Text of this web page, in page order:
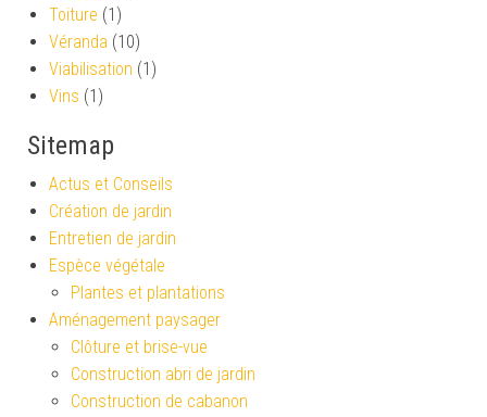
Toiture (1)
Véranda (10)
Viabilisation (1)
Vins (1)
Sitemap
Actus et Conseils
Création de jardin
Entretien de jardin
Espèce végétale
Plantes et plantations
Aménagement paysager
Clôture et brise-vue
Construction abri de jardin
Construction de cabanon